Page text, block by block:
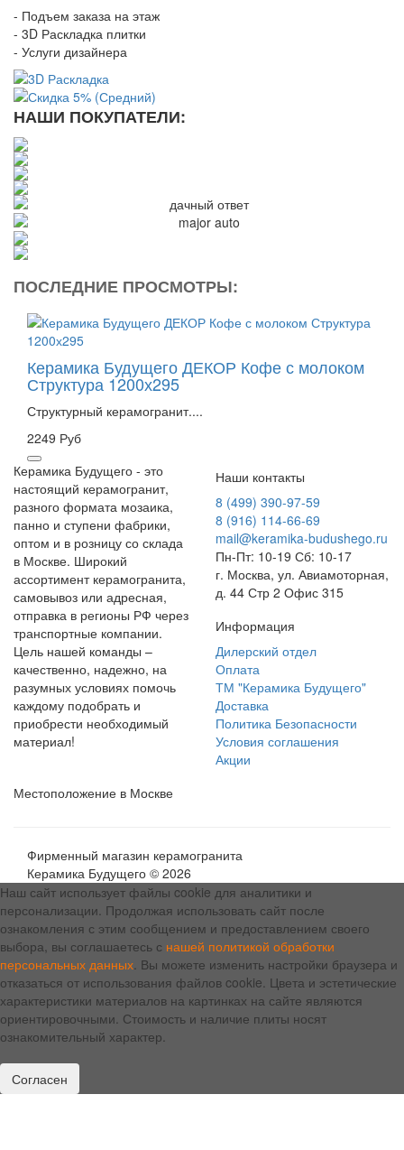
- Подъем заказа на этаж
- 3D Раскладка плитки
- Услуги дизайнера
НАШИ ПОКУПАТЕЛИ:
ПОСЛЕДНИЕ ПРОСМОТРЫ:
Керамика Будущего ДЕКОР Кофе с молоком
Структура 1200х295
Структурный керамогранит....
2249 Руб
Керамика Будущего - это
настоящий керамогранит,
разного формата мозаика,
панно и ступени фабрики,
оптом и в розницу со склада
в Москве. Широкий
ассортимент керамогранита,
самовывоз или адресная,
отправка в регионы РФ через
транспортные компании.
Цель нашей команды –
качественно, надежно, на
разумных условиях помочь
каждому подобрать и
приобрести необходимый
материал!
Наши контакты
8 (499) 390-97-59
8 (916) 114-66-69
mail@keramika-budushego.ru
Пн-Пт: 10-19 Сб: 10-17
г. Москва, ул. Авиамоторная,
д. 44 Стр 2 Офис 315
Информация
Дилерский отдел
Оплата
ТМ "Керамика Будущего"
Доставка
Политика Безопасности
Условия соглашения
Акции
Местоположение в Москве
Фирменный магазин керамогранита
Керамика Будущего © 2026
Наш сайт использует файлы cookie для аналитики и
персонализации. Продолжая использовать сайт после
ознакомления с этим сообщением и предоставлением своего
выбора, вы соглашаетесь с нашей политикой обработки
персональных данных. Вы можете изменить настройки браузера и
отказаться от использования файлов cookie. Цвета и эстетические
характеристики материалов на картинках на сайте являются
ориентировочными. Стоимость и наличие плиты носят
ознакомительный характер.
Согласен